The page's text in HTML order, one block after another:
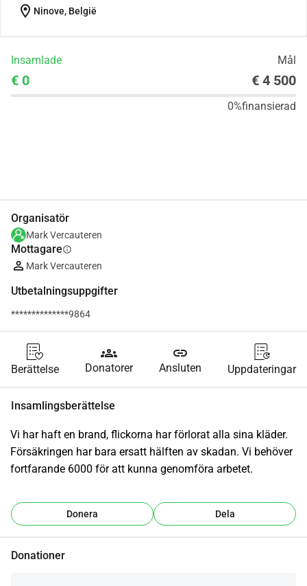
location_on Ninove, België
Insamlade Mål
€ 0 € 4 500
0%finansierad
Organisatör
Mark Vercauteren
Mottagareinfo
Mark Vercauteren
Utbetalningsuppgifter
**************9864
Berättelse
groups
Donatorer
link
Ansluten Uppdateringar
Insamlingsberättelse
Vi har haft en brand, flickorna har förlorat alla sina kläder.
Försäkringen har bara ersatt hälften av skadan. Vi behöver
fortfarande 6000 för att kunna genomföra arbetet.
Donera Dela
Donationer